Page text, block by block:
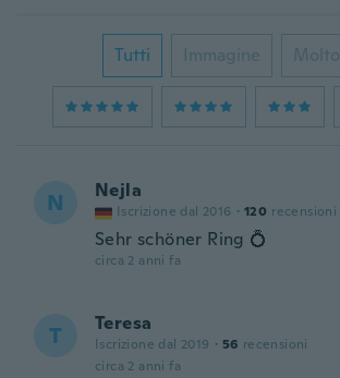
Tutti Immagine Molto
N Nejla
Iscrizione dal 2016 · 120 recensioni
Sehr schöner Ring 💍
circa 2 anni fa
T Teresa
Iscrizione dal 2019 · 56 recensioni
circa 2 anni fa